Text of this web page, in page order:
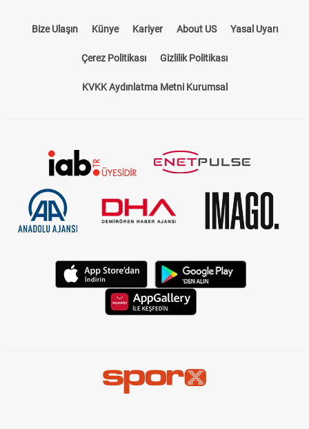
Bize Ulaşın Künye Kariyer About US Yasal Uyarı
Çerez Politikası Gizlilik Politikası
KVKK Aydınlatma Metni Kurumsal